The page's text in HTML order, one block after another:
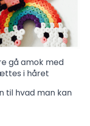
gå amok med
i håret
til hvad man kan